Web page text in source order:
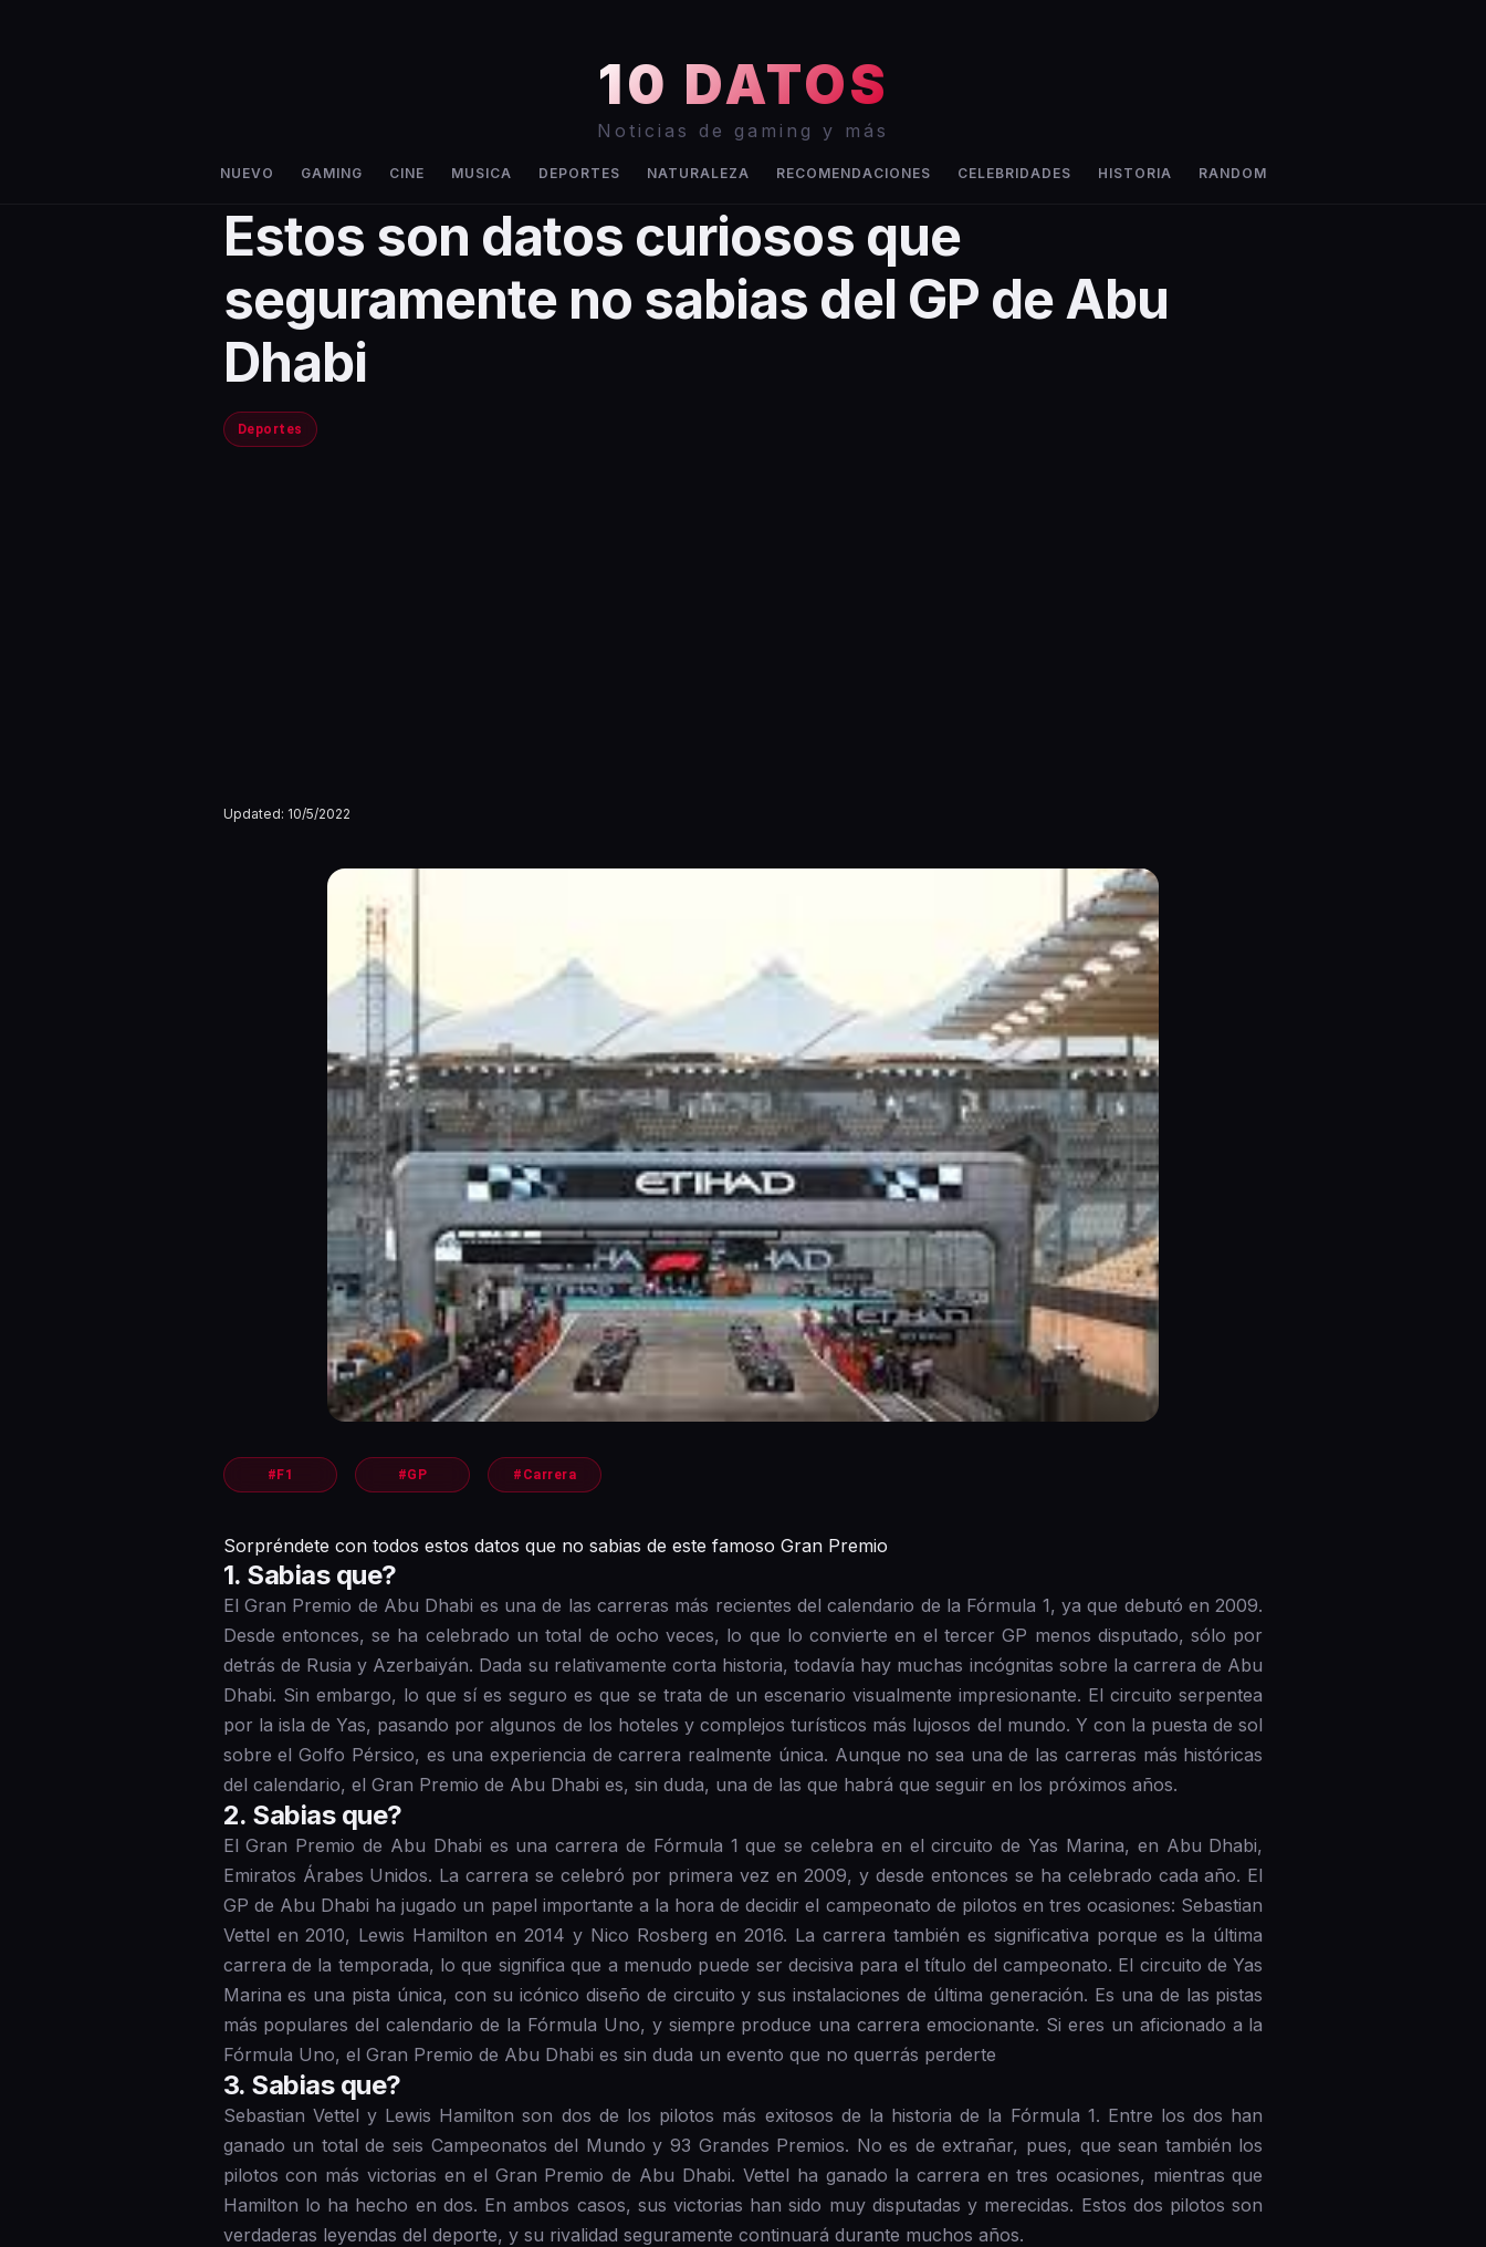
10 DATOS
Noticias de gaming y más
NUEVO GAMING CINE MUSICA DEPORTES NATURALEZA RECOMENDACIONES CELEBRIDADES HISTORIA RANDOM
Estos son datos curiosos que
seguramente no sabias del GP de Abu
Dhabi
Deportes
Updated: 10/5/2022
#F1 #GP #Carrera
Sorpréndete con todos estos datos que no sabias de este famoso Gran Premio
1 . Sabias que?
El Gran Premio de Abu Dhabi es una de las carreras más recientes del calendario de la Fórmula 1, ya que debutó en 2009.
Desde entonces, se ha celebrado un total de ocho veces, lo que lo convierte en el tercer GP menos disputado, sólo por
detrás de Rusia y Azerbaiyán. Dada su relativamente corta historia, todavía hay muchas incógnitas sobre la carrera de Abu
Dhabi. Sin embargo, lo que sí es seguro es que se trata de un escenario visualmente impresionante. El circuito serpentea
por la isla de Yas, pasando por algunos de los hoteles y complejos turísticos más lujosos del mundo. Y con la puesta de sol
sobre el Golfo Pérsico, es una experiencia de carrera realmente única. Aunque no sea una de las carreras más históricas
del calendario, el Gran Premio de Abu Dhabi es, sin duda, una de las que habrá que seguir en los próximos años.
2 . Sabias que?
El Gran Premio de Abu Dhabi es una carrera de Fórmula 1 que se celebra en el circuito de Yas Marina, en Abu Dhabi,
Emiratos Árabes Unidos. La carrera se celebró por primera vez en 2009, y desde entonces se ha celebrado cada año. El
GP de Abu Dhabi ha jugado un papel importante a la hora de decidir el campeonato de pilotos en tres ocasiones: Sebastian
Vettel en 2010, Lewis Hamilton en 2014 y Nico Rosberg en 2016. La carrera también es significativa porque es la última
carrera de la temporada, lo que significa que a menudo puede ser decisiva para el título del campeonato. El circuito de Yas
Marina es una pista única, con su icónico diseño de circuito y sus instalaciones de última generación. Es una de las pistas
más populares del calendario de la Fórmula Uno, y siempre produce una carrera emocionante. Si eres un aficionado a la
Fórmula Uno, el Gran Premio de Abu Dhabi es sin duda un evento que no querrás perderte
3 . Sabias que?
Sebastian Vettel y Lewis Hamilton son dos de los pilotos más exitosos de la historia de la Fórmula 1. Entre los dos han
ganado un total de seis Campeonatos del Mundo y 93 Grandes Premios. No es de extrañar, pues, que sean también los
pilotos con más victorias en el Gran Premio de Abu Dhabi. Vettel ha ganado la carrera en tres ocasiones, mientras que
Hamilton lo ha hecho en dos. En ambos casos, sus victorias han sido muy disputadas y merecidas. Estos dos pilotos son
verdaderas leyendas del deporte, y su rivalidad seguramente continuará durante muchos años.